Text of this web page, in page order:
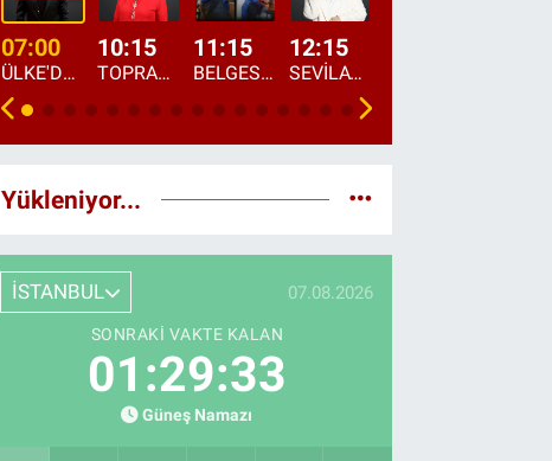
07:00
ÜLKE'DE BU SABAH
10:15
TOPRAKTAN SOFRAYA
11:15
BELGESEL: "ÜLKE'NİN ALIN TERİ"
12:15
SEVİLAY SUNGUR İLE ELİMİN BEREKETİ
Yükleniyor...
İSTANBUL 07.08.2026
SONRAKI VAKTE KALAN
01:29:31
Güneş Namazı